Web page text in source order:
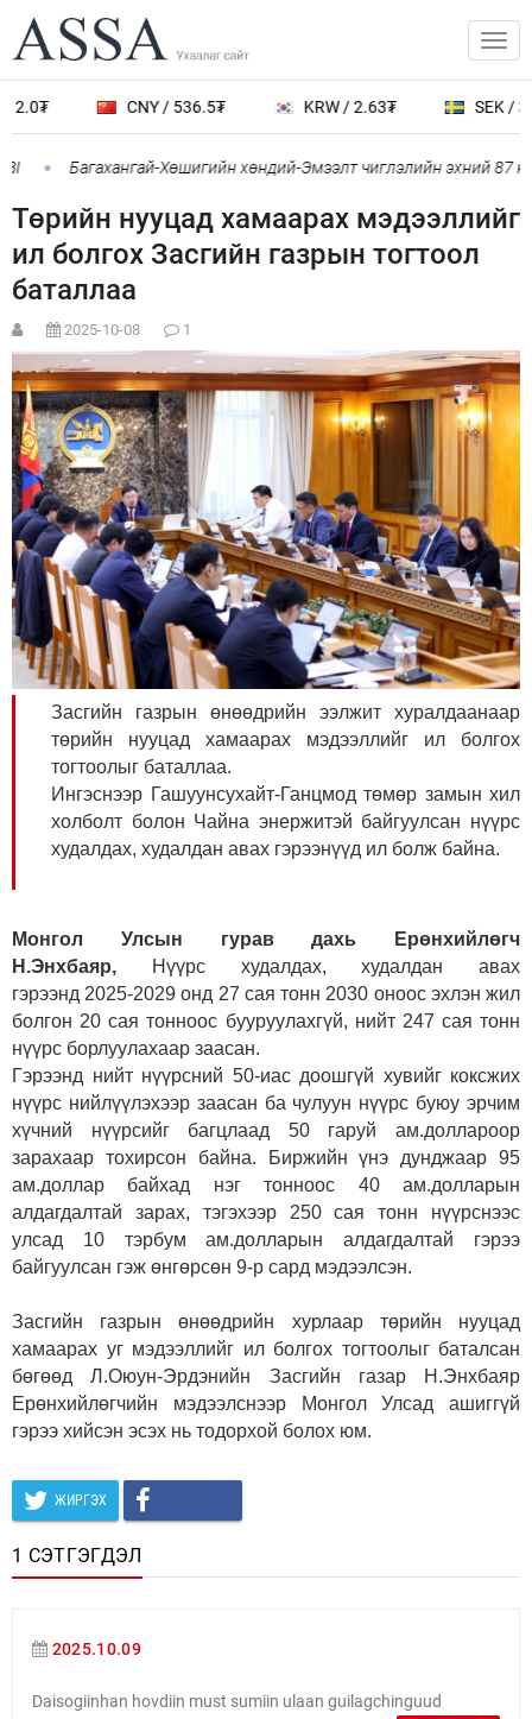
CNY / 536.5₮ KRW / 2.63₮ SEK /
Багахангай-Хөшигийн хөндий-Эмээлт чиглэлийн эхний 87
Төрийн нууцад хамаарах мэдээллийг
ил болгох Засгийн газрын тогтоол
баталлаа
2025-10-08 1
Засгийн газрын өнөөдрийн ээлжит хуралдаанаар
төрийн нууцад хамаарах мэдээллийг ил болгох
тогтоолыг баталлаа.
Ингэснээр Гашуунсухайт-Ганцмод төмөр замын хил
холболт болон Чайна энержитэй байгуулсан нүүрс
худалдах, худалдан авах гэрээнүүд ил болж байна.
Монгол Улсын гурав дахь Ерөнхийлөгч
Н.Энхбаяр, Нүүрс худалдах, худалдан авах
гэрээнд 2025-2029 онд 27 сая тонн 2030 оноос эхлэн жил
болгон 20 сая тонноос бууруулахгүй, нийт 247 сая тонн
нүүрс борлуулахаар заасан.
Гэрээнд нийт нүүрсний 50-иас доошгүй хувийг коксжих
нүүрс нийлүүлэхээр заасан ба чулуун нүүрс буюу эрчим
хүчний нүүрсийг багцлаад 50 гаруй ам.доллароор
зарахаар тохирсон байна. Биржийн үнэ дунджаар 95
ам.доллар байхад нэг тонноос 40 ам.долларын
алдагдалтай зарах, тэгэхээр 250 сая тонн нүүрснээс
улсад 10 тэрбум ам.долларын алдагдалтай гэрээ
байгуулсан гэж өнгөрсөн 9-р сард мэдээлсэн.
Засгийн газрын өнөөдрийн хурлаар төрийн нууцад
хамаарах уг мэдээллийг ил болгох тогтоолыг баталсан
бөгөөд Л.Оюун-Эрдэнийн Засгийн газар Н.Энхбаяр
Ерөнхийлөгчийн мэдээлснээр Монгол Улсад ашиггүй
гэрээ хийсэн эсэх нь тодорхой болох юм.
ЖИРГЭХ
1 СЭТГЭГДЭЛ
2025.10.09
Daisogiinhan hovdiin must sumiin ulaan guilagchinguud